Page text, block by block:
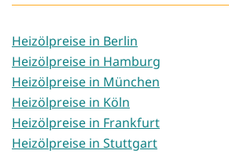
Heizölpreise in Berlin
Heizölpreise in Hamburg
Heizölpreise in München
Heizölpreise in Köln
Heizölpreise in Frankfurt
Heizölpreise in Stuttgart